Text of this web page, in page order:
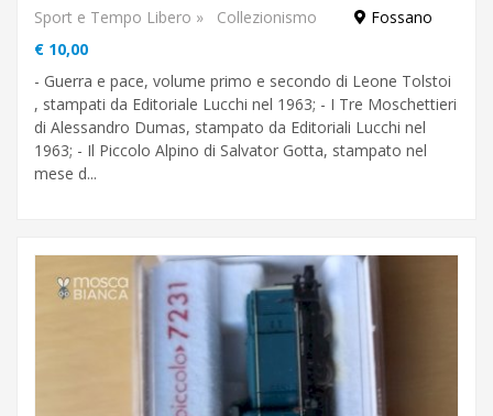
Sport e Tempo Libero » Collezionismo
Fossano
€ 10,00
- Guerra e pace, volume primo e secondo di Leone Tolstoi
, stampati da Editoriale Lucchi nel 1963; - I Tre Moschettieri
di Alessandro Dumas, stampato da Editoriali Lucchi nel
1963; - Il Piccolo Alpino di Salvator Gotta, stampato nel
mese d...